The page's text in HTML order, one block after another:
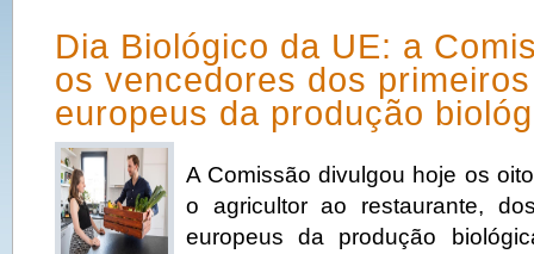
Dia Biológico da UE: a
os vencedores dos
europeus da produção
A Comissão divulgou hoje os
o agricultor ao restaurante,
europeus da produção